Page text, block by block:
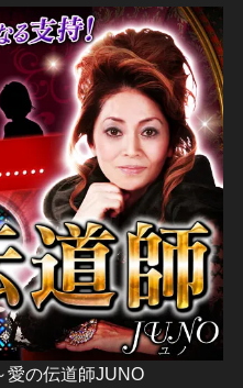
愛の伝道師JUNO